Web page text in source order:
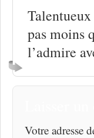
pas moins
l’admire
Votre adresse